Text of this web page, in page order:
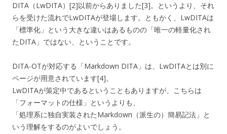
DITA（LwDITA）[2]以前からありました[3]。というより、それ
らを受けた流れでLwDITAが登場します。ともかく、LwDITAは
「標準化」という大きな違いはあるものの「唯一の軽量化され
たDITA」ではない、ということです。
DITA-OTが対応する「Markdown DITA」は、LwDITAとは別に
ページが用意されています[4]。
LwDITAが策定中であるということもありますが、こちらは
「フォーマットの仕様」というよりも、
「処理系に独自実装されたMarkdown（派生の）簡易記法」と
いう理解をするのがよいでしょう。